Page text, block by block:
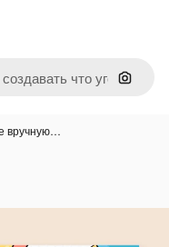
Поиск
вручную…